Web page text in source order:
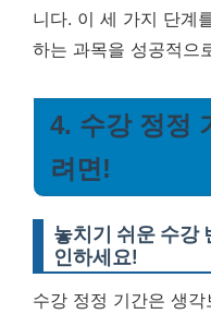
니다. 이 세 가지 단계
하는 과목을 성공적으
4. 수강 정정
려면!
놓치기 쉬운 수강
인하세요!
수강 정정 기간은 생